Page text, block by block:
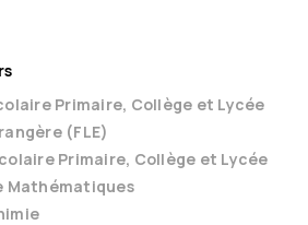
Primaire, Collège et Lycée
(FLE)
Primaire, Collège et Lycée
Mathématiques